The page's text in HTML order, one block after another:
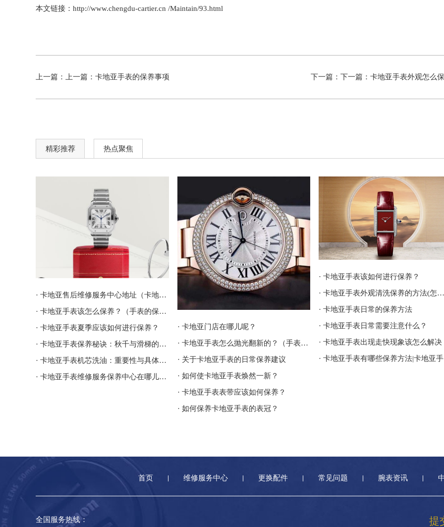
本文链接：http://www.chengdu-cartier.cn /Maintain/93.html
上一篇：上一篇： 卡地亚手表的保养事项 下一篇：下一篇： 卡地亚手表外观怎么
精彩推荐 热点聚焦
· 卡地亚售后维修服务中心地址（卡地亚保养费用及周期)
· 卡地亚手表该怎么保养？（手表的保养方法）
· 卡地亚手表夏季应该如何进行保养？
· 卡地亚手表保养秘诀：秋千与滑梯的保养哲学
· 卡地亚手表机芯洗油：重要性与具体步骤是什么？
· 卡地亚手表维修服务保养中心在哪儿呢？
· 卡地亚门店在哪儿呢？
· 卡地亚手表怎么抛光翻新的？（手表翻新的具体流程）
· 关于卡地亚手表的日常保养建议
· 如何使卡地亚手表焕然一新？
· 卡地亚手表表带应该如何保养？
· 如何保养卡地亚手表的表冠？
· 卡地亚手表该如何进行保养？
· 卡地亚手表外观清洗保养的方法(怎样做才能保
· 卡地亚手表日常的保养方法
· 卡地亚手表日常需要注意什么？
· 卡地亚手表出现走快现象该怎么解决
首页 维修服务中心 更换配件 常见问题 腕表资讯
提
全国服务热线：